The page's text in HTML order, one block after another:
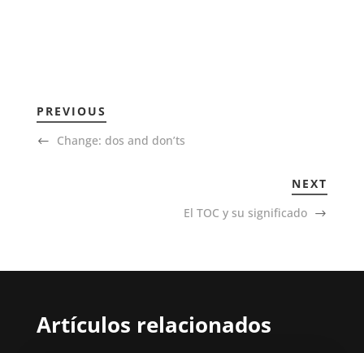
PREVIOUS
Change: dos and don’ts
NEXT
El TOC y su significado
Artículos relacionados